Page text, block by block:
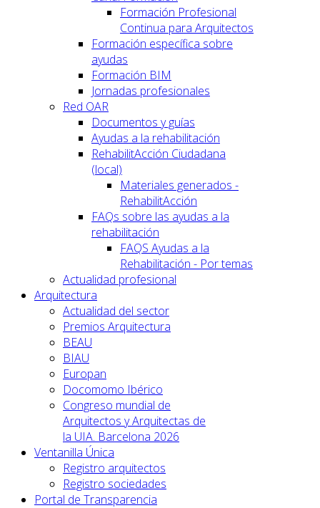
Formación Profesional
Continua para Arquitectos
Formación específica sobre
ayudas
Formación BIM
Jornadas profesionales
Red OAR
Documentos y guías
Ayudas a la rehabilitación
RehabilitAcción Ciudadana
(local)
Materiales generados -
RehabilitAcción
FAQs sobre las ayudas a la
rehabilitación
FAQS Ayudas a la
Rehabilitación - Por temas
Actualidad profesional
Arquitectura
Actualidad del sector
Premios Arquitectura
BEAU
BIAU
Europan
Docomomo Ibérico
Congreso mundial de
Arquitectos y Arquitectas de
la UIA. Barcelona 2026
Ventanilla Única
Registro arquitectos
Registro sociedades
Portal de Transparencia